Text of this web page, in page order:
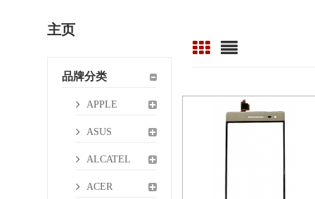
主页
品牌分类
APPLE
ASUS
ALCATEL
ACER